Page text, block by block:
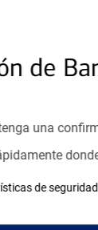
de
una
de